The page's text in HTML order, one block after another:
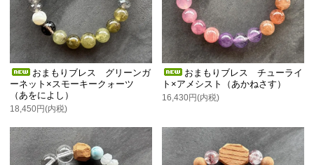
おまもりブレス グリーンガ
ーネット×スモーキークォーツ
（あをによし）
18,450円(内税)
おまもりブレス チューライ
ト×アメシスト（あかねさす）
16,430円(内税)